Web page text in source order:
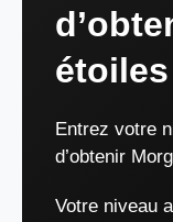
étoiles
Entrez votre
d’obtenir
Votre niveau